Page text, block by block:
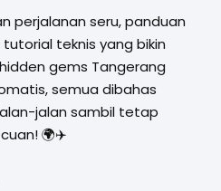
perjalanan seru, panduan
teknis yang bikin
gems Tangerang
semua dibahas
jalan sambil tetap
🌍✈️